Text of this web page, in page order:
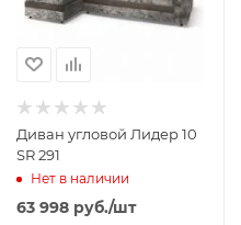
Диван угловой Лидер 10
SR 291
Нет в наличии
63 998 руб./шт